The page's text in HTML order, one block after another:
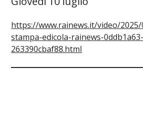
https://www.rainews.it/video/
stampa-edicola-rainews-
263390cbaf88.html